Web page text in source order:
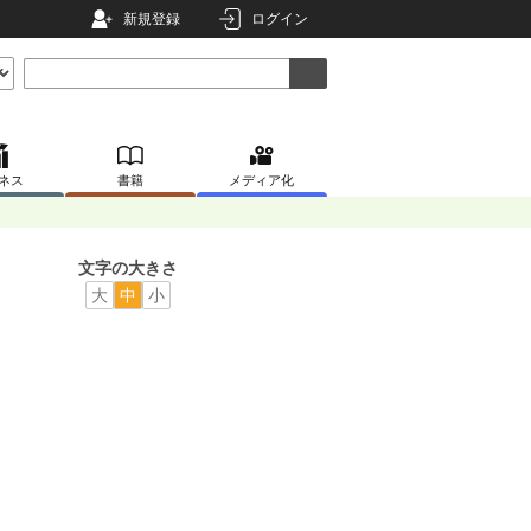
新規登録 ログイン
ス 書籍 メディア化
文字の大きさ
大
中 小